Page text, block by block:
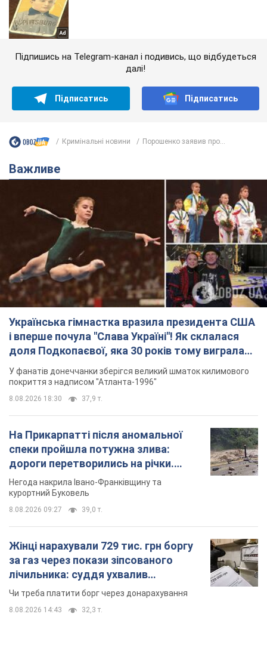
Підпишись на Telegram-канал і подивись, що відбудеться
далі!
Підписатись Підписатись
Кримінальні новини Порошенко заявив про...
Важливе
Українська гімнастка вразила президента США
і вперше почула "Слава Україні"! Як склалася
доля Подкопаєвої, яка 30 років тому виграла
"золото" Олімпіади
У фанатів донеччанки зберігся великий шматок килимового
покриття з надписом "Атланта-1996"
8.08.2026 18:30 37,9 т.
На Прикарпатті після аномальної
спеки пройшла потужна злива:
дороги перетворились на річки.
Відео
Негода накрила Івано-Франківщину та
курортний Буковель
8.08.2026 09:27 39,0 т.
Жінці нарахували 729 тис. грн боргу
за газ через покази зіпсованого
лічильника: суддя ухвалив
неочікуване рішення
Чи треба платити борг через донарахування
8.08.2026 14:43 32,3 т.